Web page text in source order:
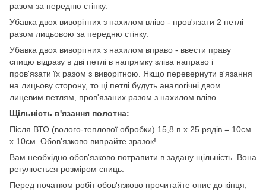
разом за передню стінку.
Убавка двох виворітних з нахилом вліво - пров'язати 2 петлі
разом лицьовою за передню стінку.
Убавка двох виворітних з нахилом вправо - ввести праву
спицю відразу в дві петлі в напрямку зліва направо і
пров'язати їх разом з виворітною. Якщо перевернути в'язання
на лицьову сторону, то ці петлі будуть аналогічні двом
лицевим петлям, пров'язаних разом з нахилом вліво.
Щільність в'язання полотна:
Після ВТО (волого-теплової обробки) 15,8 п х 25 рядів = 10см
х 10см. Обов'язково випрайте зразок!
Вам необхідно обов'язково потрапити в задану щільність. Вона
регулюється розміром спиць.
Перед початком робіт обов'язково прочитайте опис до кінця,